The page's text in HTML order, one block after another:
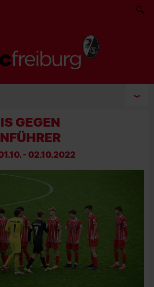
GEGEN
- 02.10.2022